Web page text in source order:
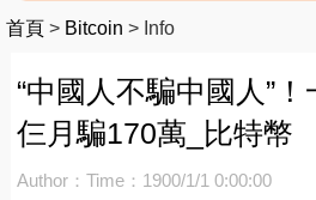
首頁 > Bitcoin > Info
“中國人不騙中國人”！
仨月騙170萬_比特幣
Author： Time：1900/1/1 0:00:00